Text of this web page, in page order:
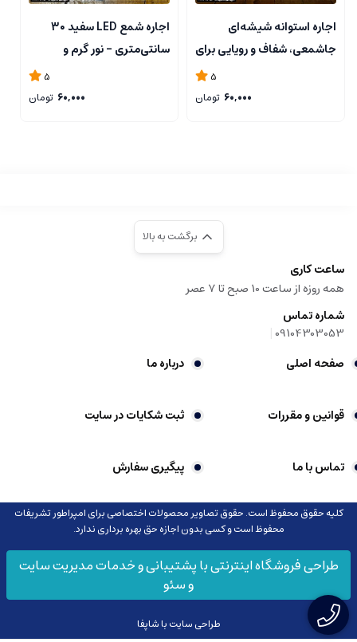
اجاره استوانه شیشه‌ای
جاشمعی، شفاف و رویایی برای
5
60,000 تومان
اجاره شمع LED سفید ۳۰
سانتی‌متری – نور گرم و
5
60,000 تومان
برگشت به بالا
ساعت کاری
همه روزه از ساعت 10 صبح تا 7 عصر
شماره تماس
09104303053
|
صفحه اصلی درباره ما
قوانین و مقررات ثبت شکایات در سایت
تماس با ما پیگیری سفارش
کلیه حقوق محفوظ است. حقوق تصاویر محصولات اختصاصی برای امپراطور تشریفات
محفوظ است و کسی بدون اجازه حق بهره برداری ندارد.
طراحی فروشگاه اینترنتی با پشتیبانی و خدمات مدیریت سایت
و سئو
طراحی سایت با شاپفا